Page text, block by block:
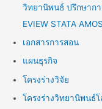
วิทยานิพนธ์ ปรึกษาก
EVIEW STATA
เอกสารการสอน
แผนธุรกิจ
โครงร่างวิจัย
โครงร่างวิทยานิพนธ์